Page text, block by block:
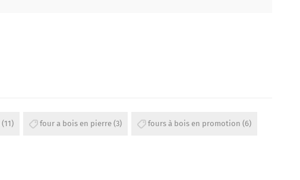
(11) four a bois en pierre (3) fours à bois en promotion (6)